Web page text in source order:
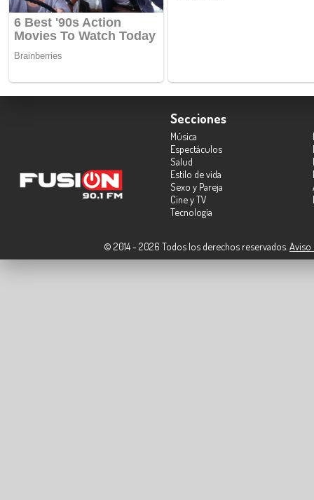
Secciones
Música
Espectáculos
Salud
Estilo de vida
Sexo y Pareja
Cine y TV
Tecnología
© 2014 - 2026 Todos los derechos reservados. Aviso